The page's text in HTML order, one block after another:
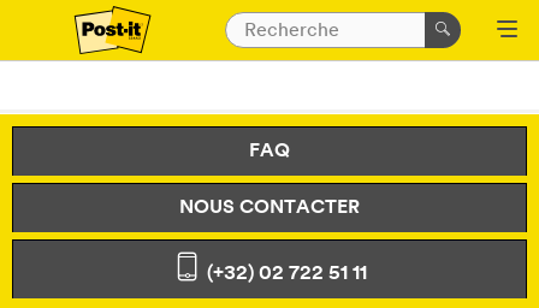
FAQ
NOUS CONTACTER
(+32) 02 722 51 11